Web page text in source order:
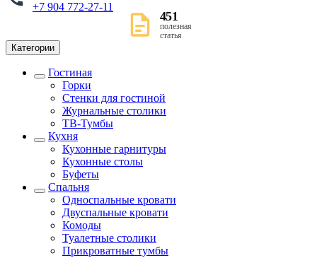
+7 904 772-27-11
451
полезная
статья
Категории
Гостиная
Горки
Стенки для гостиной
Журнальные столики
TВ-Тумбы
Кухня
Кухонные гарнитуры
Кухонные столы
Буфеты
Спальня
Односпальные кровати
Двуспальные кровати
Комоды
Туалетные столики
Прикроватные тумбы